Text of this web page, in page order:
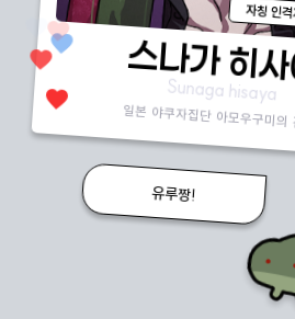
자칭 인
스나가 히
Sunaga hisaya
일본 야쿠자집단 아모우구미의
favorite
favorite
favorite
favorite
favorite
유루짱!